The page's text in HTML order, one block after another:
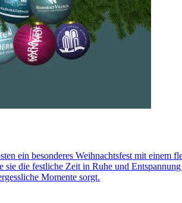
ein besonderes Weihnachtsfest mit
sie die festliche Zeit in Ruhe und
Momente sorgt.